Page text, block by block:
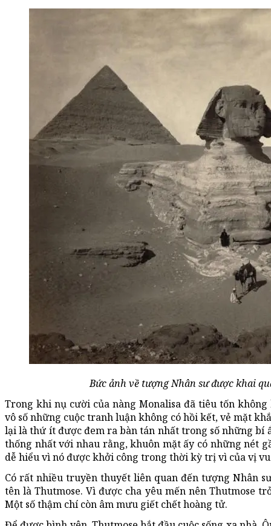
Bức ảnh về tượng Nhân sư được khai
Trong khi nụ cười của nàng Monalisa đã tiêu tốn
vô số những cuộc tranh luận không có hồi kết, vẻ mặt
lại là thứ ít được đem ra bàn tán nhất trong số những bí
thống nhất với nhau rằng, khuôn mặt ấy có những nét
dễ hiểu vì nó được khởi công trong thời kỳ trị vì của vị
Có rất nhiều truyền thuyết liên quan đến tượng Nhân
tên là Thutmose. Vì được cha yêu mến nên Thutmose
Một số thậm chí còn âm mưu giết chết hoàng tử.